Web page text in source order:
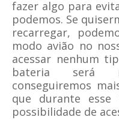
fazer algo para
podemos. Se
recarregar,
modo avião no
acessar nenhum
bateria será
conseguiremos
que durante
possibilidade de